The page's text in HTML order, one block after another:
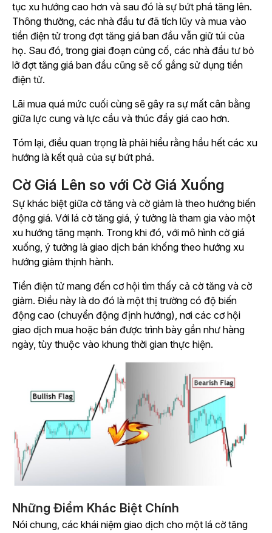
tục xu hướng cao hơn và sau đó là sự bứt phá tăng lên.
Thông thường, các nhà đầu tư đã tích lũy và mua vào
tiền điện tử trong đợt tăng giá ban đầu vẫn giữ túi của
họ. Sau đó, trong giai đoạn củng cố, các nhà đầu tư bỏ
lỡ đợt tăng giá ban đầu cũng sẽ cố gắng sử dụng tiền
điện tử.
Lãi mua quá mức cuối cùng sẽ gây ra sự mất cân bằng
giữa lực cung và lực cầu và thúc đẩy giá cao hơn.
Tóm lại, điều quan trọng là phải hiểu rằng hầu hết các xu
hướng là kết quả của sự bứt phá.
Cờ Giá Lên so với Cờ Giá Xuống
Sự khác biệt giữa cờ tăng và cờ giảm là theo hướng biến
động giá. Với lá cờ tăng giá, ý tưởng là tham gia vào một
xu hướng tăng mạnh. Trong khi đó, với mô hình cờ giá
xuống, ý tưởng là giao dịch bán khống theo hướng xu
hướng giảm thịnh hành.
Tiền điện tử mang đến cơ hội tìm thấy cả cờ tăng và cờ
giảm. Điều này là do đó là một thị trường có độ biến
động cao (chuyển động định hướng), nơi các cơ hội
giao dịch mua hoặc bán được trình bày gần như hàng
ngày, tùy thuộc vào khung thời gian thực hiện.
Những Điểm Khác Biệt Chính
Nói chung, các khái niệm giao dịch cho một lá cờ tăng